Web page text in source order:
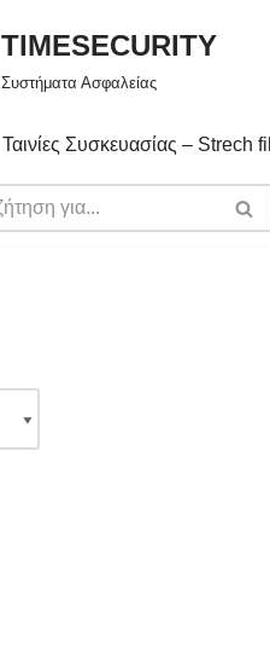
TIMESECURITY
Συστήματα Ασφαλείας
Ταινίες Συσκευασίας – Strech